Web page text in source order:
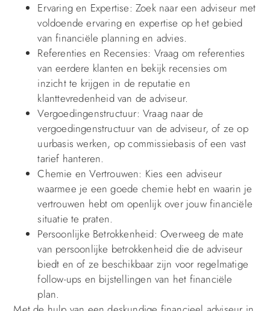
Ervaring en Expertise: Zoek naar een adviseur met
voldoende ervaring en expertise op het gebied
van financiële planning en advies.
Referenties en Recensies: Vraag om referenties
van eerdere klanten en bekijk recensies om
inzicht te krijgen in de reputatie en
klanttevredenheid van de adviseur.
Vergoedingenstructuur: Vraag naar de
vergoedingenstructuur van de adviseur, of ze op
uurbasis werken, op commissiebasis of een vast
tarief hanteren.
Chemie en Vertrouwen: Kies een adviseur
waarmee je een goede chemie hebt en waarin je
vertrouwen hebt om openlijk over jouw financiële
situatie te praten.
Persoonlijke Betrokkenheid: Overweeg de mate
van persoonlijke betrokkenheid die de adviseur
biedt en of ze beschikbaar zijn voor regelmatige
follow-ups en bijstellingen van het financiële
plan.